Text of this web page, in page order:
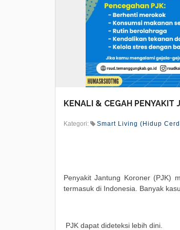
KENALI & CEGAH PENYAKIT
Kategori: Smart Living (Hidup
Penyakit Jantung Koroner (PJK)
termasuk di Indonesia. Banyak
PJK dapat dideteksi lebih dini.